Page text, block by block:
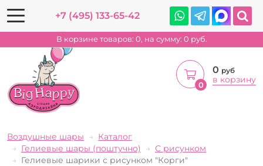
+7 (495) 133-65-42
В корзине товаров: 0, на сумму: 0 руб.
0
0 руб
в корзину
Воздушные шары
Каталог
Гелиевые шары (поштучно)
С рисунком
Гелиевые шарики с рисунком "Корги"